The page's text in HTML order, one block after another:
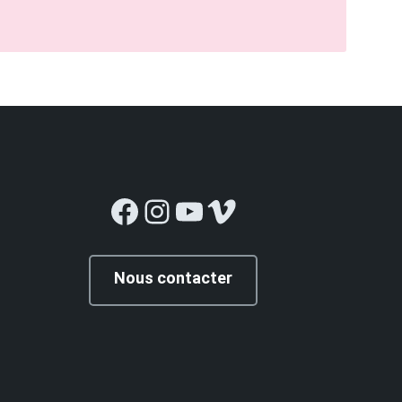
Facebook
Instagram
YouTube
Vimeo
Nous contacter